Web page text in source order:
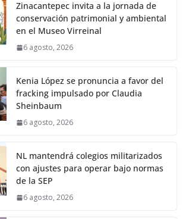
Zinacantepec invita a la jornada de
conservación patrimonial y ambiental
en el Museo Virreinal
6 agosto, 2026
Kenia López se pronuncia a favor del
fracking impulsado por Claudia
Sheinbaum
6 agosto, 2026
NL mantendrá colegios militarizados
con ajustes para operar bajo normas
de la SEP
6 agosto, 2026